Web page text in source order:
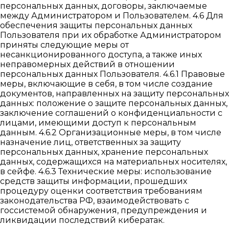
персональных данных, договоры, заключаемые
между Администратором и Пользователем. 4.6 Для
обеспечения защиты персональных данных
Пользователя при их обработке Администратором
приняты следующие меры от
несанкционированного доступа, а также иных
неправомерных действий в отношении
персональных данных Пользователя. 4.6.1 Правовые
меры, включающие в себя, в том числе создание
документов, направленных на защиту персональных
данных: положение о защите персональных данных,
заключение соглашений о конфиденциальности с
лицами, имеющими доступ к персональным
данным. 4.6.2 Организационные меры, в том числе
назначение лиц, ответственных за защиту
персональных данных, хранение персональных
данных, содержащихся на материальных носителях,
в сейфе. 4.6.3 Технические меры: использование
средств защиты информации, прошедших
процедуру оценки соответствия требованиям
законодательства РФ, взаимодействовать с
госсистемой обнаружения, предупреждения и
ликвидации последствий кибератак.